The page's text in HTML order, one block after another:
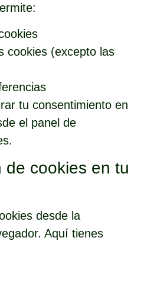
cookies (excepto las
tu consentimiento en
el panel de
de cookies en tu
desde la
Aquí tienes